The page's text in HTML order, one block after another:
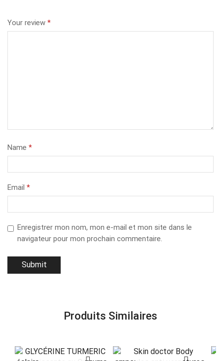
Your review *
Name *
Email *
Enregistrer mon nom, mon e-mail et mon site dans le
navigateur pour mon prochain commentaire.
Produits Similaires